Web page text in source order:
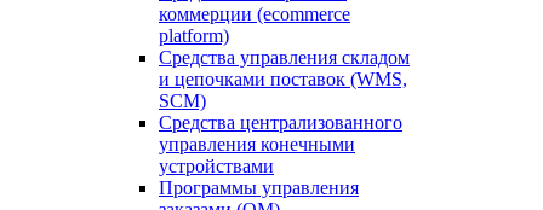
коммерции (ecommerce
platform)
Средства управления складом
и цепочками поставок (WMS,
SCM)
Средства централизованного
управления конечными
устройствами
Программы управления